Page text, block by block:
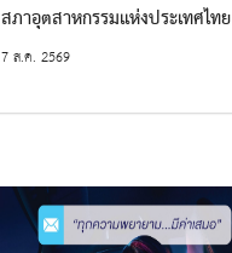
สภาอุตสาหกรรมแห่งประเทศไทย
7 ส.ค. 2569